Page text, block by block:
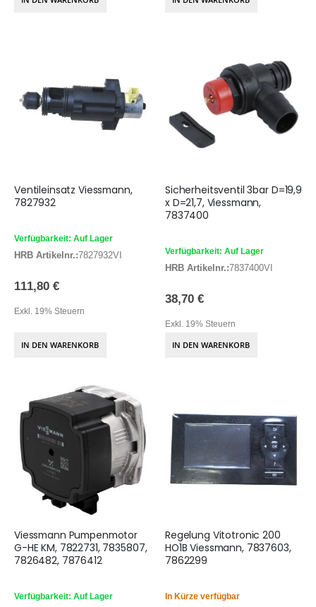
Ventileinsatz Viessmann,
7827932
Verfügbarkeit: Auf Lager
HRB Artikelnr.:7827932VI
111,80 €
Exkl. 19% Steuern
IN DEN WARENKORB
Sicherheitsventil 3bar D=19,9
x D=21,7, Viessmann,
7837400
Verfügbarkeit: Auf Lager
HRB Artikelnr.:7837400VI
38,70 €
Exkl. 19% Steuern
IN DEN WARENKORB
Viessmann Pumpenmotor
G-HE KM, 7822731, 7835807,
7826482, 7876412
Verfügbarkeit: Auf Lager
Regelung Vitotronic 200
HO1B Viessmann, 7837603,
7862299
In Kürze verfügbar